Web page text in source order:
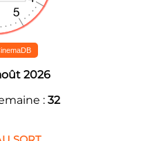
2026
: 32